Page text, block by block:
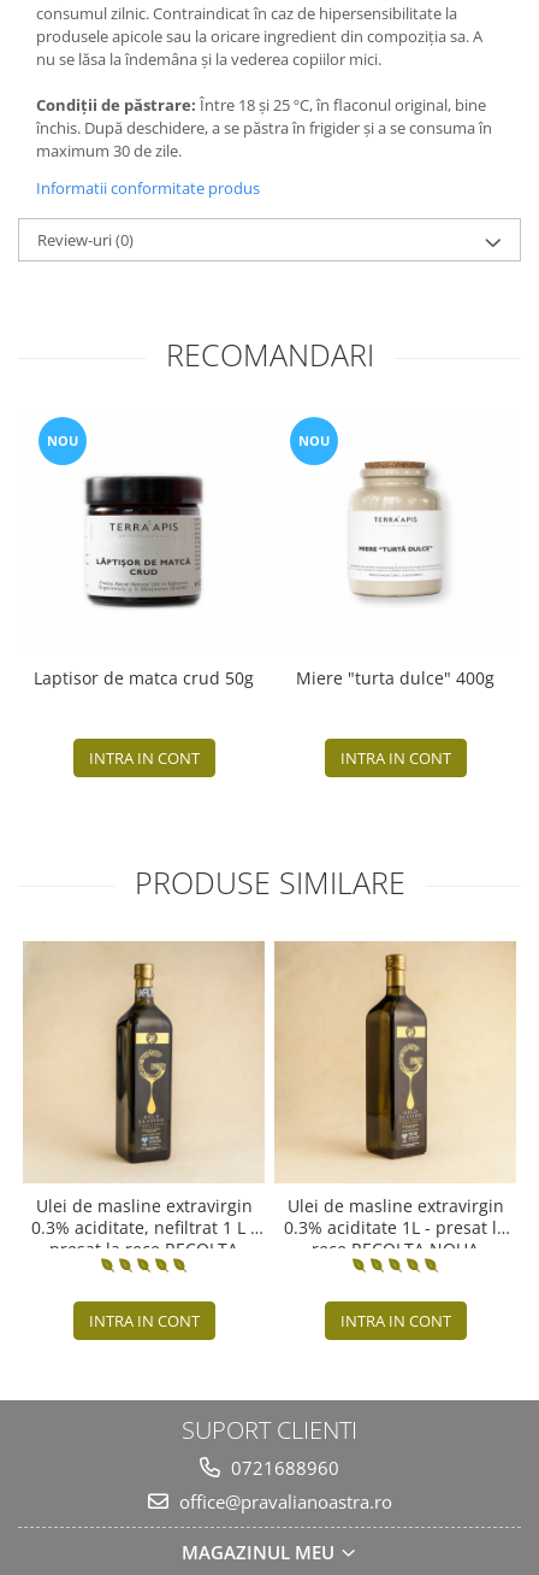
consumul zilnic. Contraindicat în caz de hipersensibilitate la
produsele apicole sau la oricare ingredient din compoziția sa. A
nu se lăsa la îndemâna și la vederea copiilor mici.
Condiții de păstrare: Între 18 și 25 ºC, în flaconul original, bine
închis. După deschidere, a se păstra în frigider și a se consuma în
maximum 30 de zile.
Informatii conformitate produs
Review-uri(0)
RECOMANDARI
NOU
Laptisor de matca crud 50g
INTRA IN CONT
NOU
Miere "turta dulce" 400g
INTRA IN CONT
PRODUSE SIMILARE
Ulei de masline extravirgin
0.3% aciditate, nefiltrat 1 L -
presat la rece RECOLTA
NOUA
INTRA IN CONT
Ulei de masline extravirgin
0.3% aciditate 1L - presat la
rece RECOLTA NOUA
INTRA IN CONT
SUPORT CLIENTI
0721688960
office@pravalianoastra.ro
MAGAZINUL MEU